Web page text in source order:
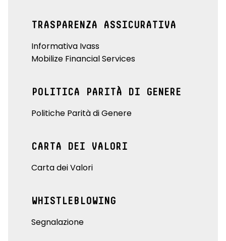
TRASPARENZA ASSICURATIVA
Informativa Ivass
Mobilize Financial Services
POLITICA PARITÀ DI GENERE
Politiche Parità di Genere
CARTA DEI VALORI
Carta dei Valori
WHISTLEBLOWING
Segnalazione